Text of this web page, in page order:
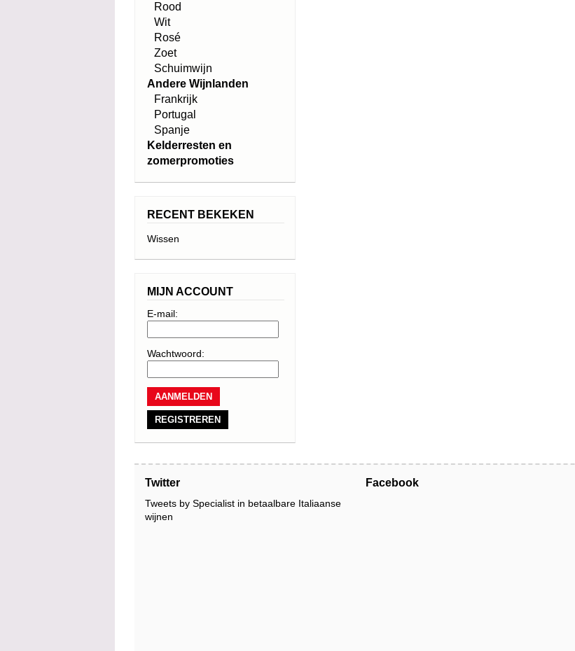
Rood
Wit
Rosé
Zoet
Schuimwijn
Andere Wijnlanden
Frankrijk
Portugal
Spanje
Kelderresten en
zomerpromoties
RECENT BEKEKEN
Wissen
MIJN ACCOUNT
E-mail:
Wachtwoord:
REGISTREREN
Twitter
Tweets by Specialist in betaalbare Italiaanse
wijnen
Facebook